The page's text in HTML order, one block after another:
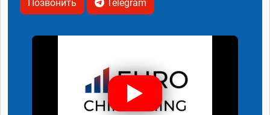
Позвонить Telegram